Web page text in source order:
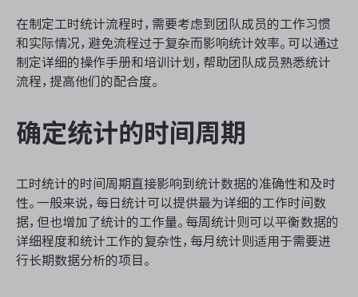
在制定工时统计流程时，需要考虑到团队成员的工作习惯
和实际情况，避免流程过于复杂而影响统计效率。可以通过
制定详细的操作手册和培训计划，帮助团队成员熟悉统计
流程，提高他们的配合度。
确定统计的时间周期
工时统计的时间周期直接影响到统计数据的准确性和及时
性。一般来说，每日统计可以提供最为详细的工作时间数
据，但也增加了统计的工作量。每周统计则可以平衡数据的
详细程度和统计工作的复杂性，每月统计则适用于需要进
行长期数据分析的项目。